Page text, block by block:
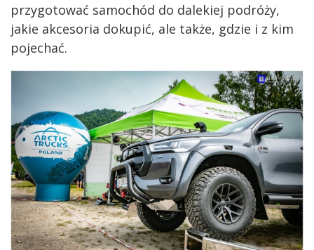
przygotować samochód do dalekiej podróży,
jakie akcesoria dokupić, ale także, gdzie i z kim
pojechać.